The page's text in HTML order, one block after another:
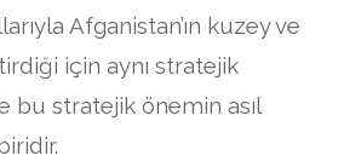
Afganistan’ın kuzey ve
için aynı stratejik
bu stratejik önemin asıl